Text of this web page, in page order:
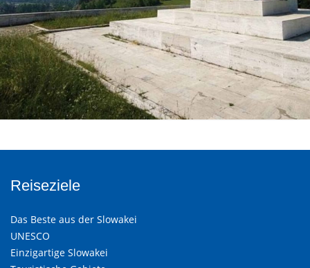
Reiseziele
Das Beste aus der Slowakei
UNESCO
Einzigartige Slowakei